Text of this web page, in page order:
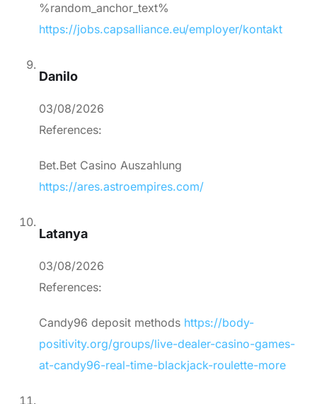
%random_anchor_text%
https://jobs.capsalliance.eu/employer/kontakt
Danilo
03/08/2026
References:
Bet.Bet Casino Auszahlung
https://ares.astroempires.com/
Latanya
03/08/2026
References:
Candy96 deposit methods https://body-
positivity.org/groups/live-dealer-casino-games-
at-candy96-real-time-blackjack-roulette-more